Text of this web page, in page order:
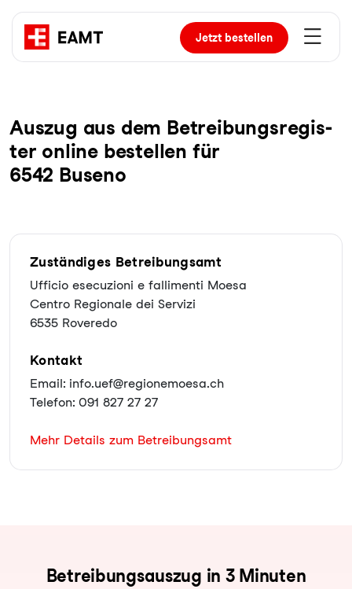
Jetztbestellen
Auszug aus dem Be­trei­bungs­re­gis­
ter online bestellen für
6542 Buseno
Zuständiges Betreibungsamt
Ufficio esecuzioni e fallimenti Moesa
Centro Regionale dei Servizi
6535 Roveredo
Kontakt
Email: info.uef@regionemoesa.ch
Telefon: 091 827 27 27
Mehr Details zum Betreibungsamt
Be­trei­bungs­aus­zug in 3 Minuten